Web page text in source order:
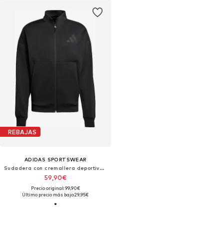
REBAJAS
ADIDAS SPORTSWEAR
Sudadera con cremallera deportiva 'Z.N.E.'
59,90€
Precio original: 99,90€
Último precio más bajo:29,95€